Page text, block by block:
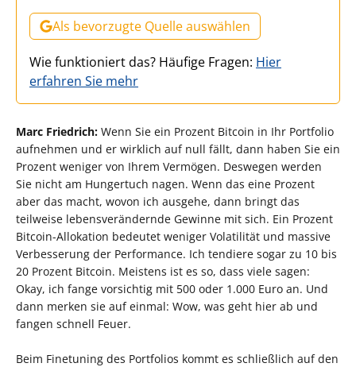
Als bevorzugte Quelle auswählen
Wie funktioniert das? Häufige Fragen: Hier
erfahren Sie mehr
Marc Friedrich: Wenn Sie ein Prozent Bitcoin in Ihr Portfolio
aufnehmen und er wirklich auf null fällt, dann haben Sie ein
Prozent weniger von Ihrem Vermögen. Deswegen werden
Sie nicht am Hungertuch nagen. Wenn das eine Prozent
aber das macht, wovon ich ausgehe, dann bringt das
teilweise lebensverändernde Gewinne mit sich. Ein Prozent
Bitcoin-Allokation bedeutet weniger Volatilität und massive
Verbesserung der Performance. Ich tendiere sogar zu 10 bis
20 Prozent Bitcoin. Meistens ist es so, dass viele sagen:
Okay, ich fange vorsichtig mit 500 oder 1.000 Euro an. Und
dann merken sie auf einmal: Wow, was geht hier ab und
fangen schnell Feuer.
Beim Finetuning des Portfolios kommt es schließlich auf den